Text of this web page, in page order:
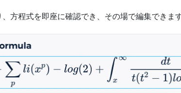
方程式を即座に確認でき、その場で編集できます